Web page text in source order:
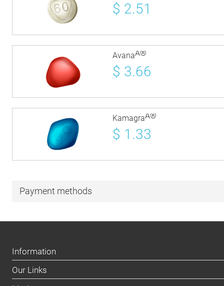
$ 2.51
AvanaÂ®
$ 3.66
KamagraÂ®
$ 1.33
Payment methods
Information
Our Links